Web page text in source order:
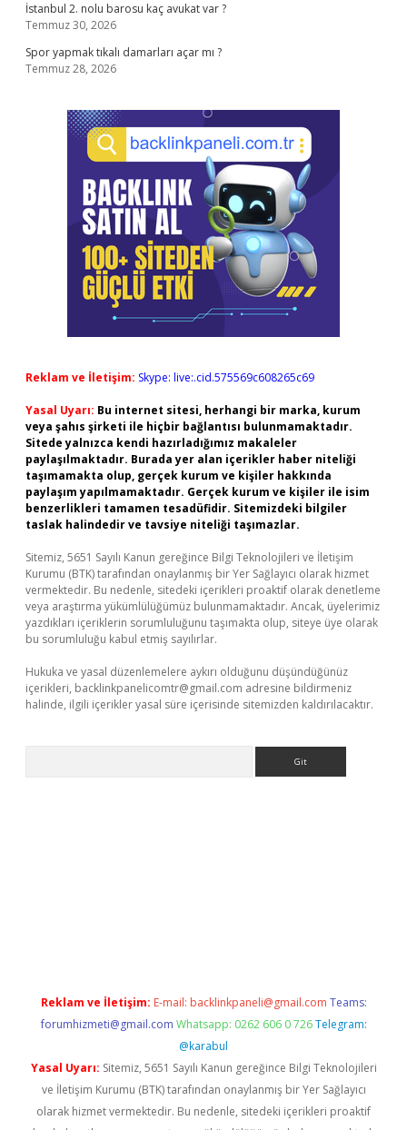
İstanbul 2. nolu barosu kaç avukat var ?
Temmuz 30, 2026
Spor yapmak tıkalı damarları açar mı ?
Temmuz 28, 2026
Reklam ve İletişim: Skype: live:.cid.575569c608265c69
Yasal Uyarı: Bu internet sitesi, herhangi bir marka, kurum
veya şahıs şirketi ile hiçbir bağlantısı bulunmamaktadır.
Sitede yalnızca kendi hazırladığımız makaleler
paylaşılmaktadır. Burada yer alan içerikler haber niteliği
taşımamakta olup, gerçek kurum ve kişiler hakkında
paylaşım yapılmamaktadır. Gerçek kurum ve kişiler ile isim
benzerlikleri tamamen tesadüfidir. Sitemizdeki bilgiler
taslak halindedir ve tavsiye niteliği taşımazlar.
Sitemiz, 5651 Sayılı Kanun gereğince Bilgi Teknolojileri ve İletişim
Kurumu (BTK) tarafından onaylanmış bir Yer Sağlayıcı olarak hizmet
vermektedir. Bu nedenle, sitedeki içerikleri proaktif olarak denetleme
veya araştırma yükümlülüğümüz bulunmamaktadır. Ancak, üyelerimiz
yazdıkları içeriklerin sorumluluğunu taşımakta olup, siteye üye olarak
bu sorumluluğu kabul etmiş sayılırlar.
Hukuka ve yasal düzenlemelere aykırı olduğunu düşündüğünüz
içerikleri, backlinkpanelicomtr@gmail.com adresine bildirmeniz
halinde, ilgili içerikler yasal süre içerisinde sitemizden kaldırılacaktır.
Reklam ve İletişim: E-mail: backlinkpaneli@gmail.com Teams:
forumhizmeti@gmail.com Whatsapp: 0262 606 0 726 Telegram:
@karabul
Yasal Uyarı: Sitemiz, 5651 Sayılı Kanun gereğince Bilgi Teknolojileri
ve İletişim Kurumu (BTK) tarafından onaylanmış bir Yer Sağlayıcı
olarak hizmet vermektedir. Bu nedenle, sitedeki içerikleri proaktif